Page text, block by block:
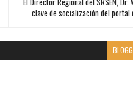
clave de socialización del portal